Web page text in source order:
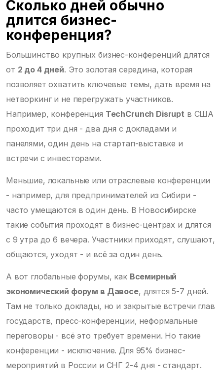
Сколько дней обычно
длится бизнес-
конференция?
Большинство крупных бизнес-конференций длятся
от 2 до 4 дней. Это золотая середина, которая
позволяет охватить ключевые темы, дать время на
нетворкинг и не перегружать участников.
Например, конференция TechCrunch Disrupt в США
проходит три дня - два дня с докладами и
панелями, один день на стартап-выставке и
встречи с инвесторами.
Меньшие, локальные или отраслевые конференции
- например, для предпринимателей из Сибири -
часто умещаются в один день. В Новосибирске
такие события проходят в бизнес-центрах и длятся
с 9 утра до 6 вечера. Участники приходят, слушают,
общаются, уходят - и всё за один день.
А вот глобальные форумы, как Всемирный
экономический форум в Давосе, длятся 5-7 дней.
Там не только доклады, но и закрытые встречи глав
государств, пресс-конференции, неформальные
переговоры - всё это требует времени. Но такие
конференции - исключение. Для 95% бизнес-
мероприятий в России и СНГ 2-4 дня - стандарт.